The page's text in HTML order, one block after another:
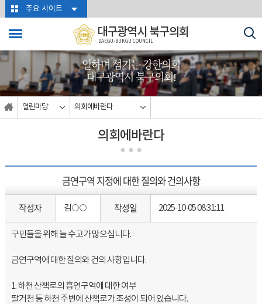
본문바로가기주요 사이트
대구광역시 북구의회
DAEGU-BUKGU COUNCIL
일하며 섬기는 강한의회
대구광역시 북구의회!
열린마당 의회에바란다
의회에바란다
금연구역 지정에 대한 질의와 건의사항
작성자 김○○ 작성일 2025-10-05 08:31:11
구민들을 위해 늘 수고가 많으십니다.
금연구역에 대한 질의와 건의 사항입니다.
1. 하천 산책로의 흡연구역에 대한 여부
팔거천 등 하천 주변에 산책로가 조성이 되어 있습니다.